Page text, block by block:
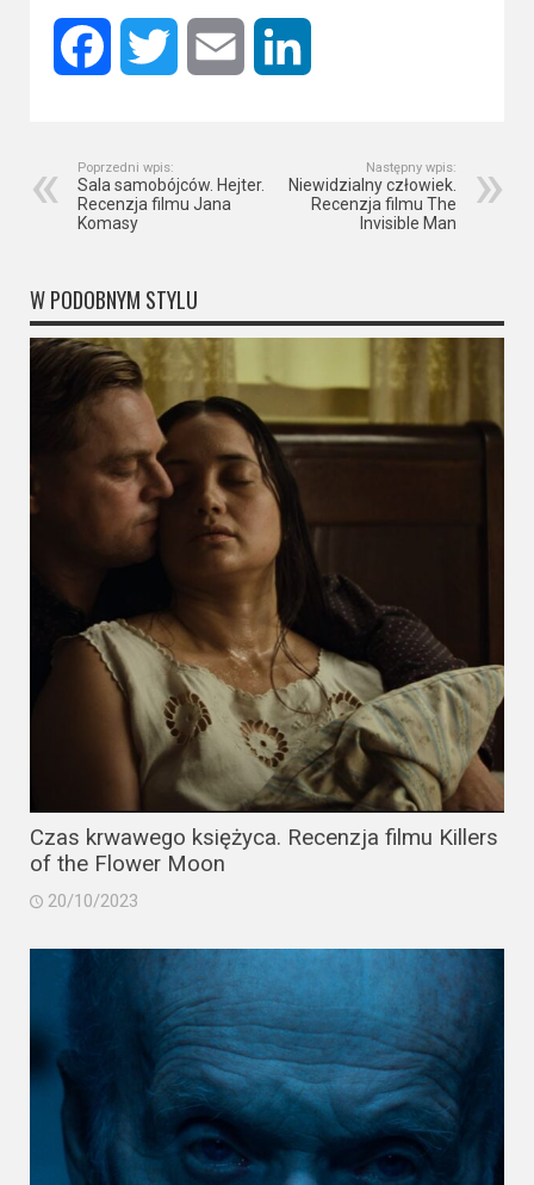
Facebook Twitter Email
Poprzedni wpis:
Sala samobójców. Hejter.
Recenzja filmu Jana
Komasy
Następny wpis:
Niewidzialny człowiek.
Recenzja filmu The
Invisible Man
W PODOBNYM STYLU
Czas krwawego księżyca. Recenzja filmu Killers
of the Flower Moon
20/10/2023